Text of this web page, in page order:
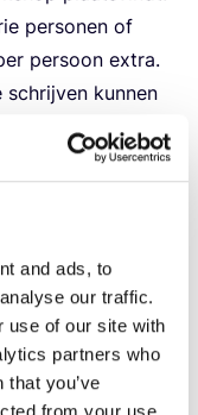
and ads, to
our traffic.
use of our site with
partners who
you’ve
per­so­nen of
per­soon extra.
kun­nen
bespreken.
voor datum,
op de dag
vol­le­di­ge
thee en water.
te